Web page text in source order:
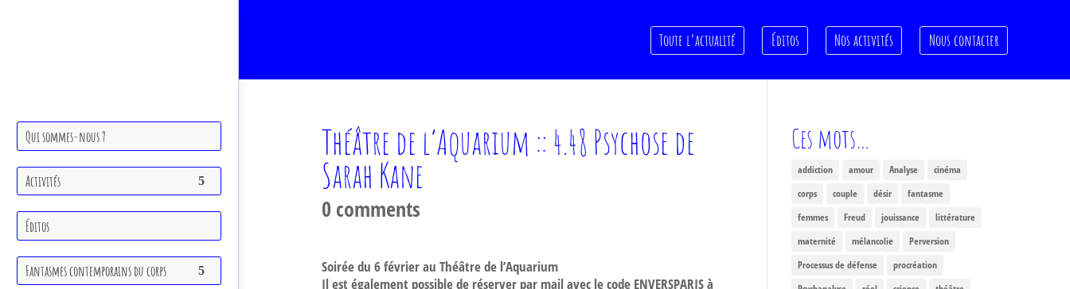
Qui sommes-nous ?
Activités
Éditos
Fantasmes contemporains du corps
Toute l’actualité Éditos Nos activités Nous contacter
Théâtre de l’Aquarium :: 4.48 Psychose de
Sarah Kane
0 comments
Soirée du 6 février au Théâtre de l’Aquarium
Il est également possible de réserver par mail avec le code ENVERSPARIS à
Ces mots…
addiction amour Analyse
cinéma
corps
couple désir
fantasme
femmes
Freud jouissance
littérature
maternité
mélancolie
Perversion
Processus de défense
procréation